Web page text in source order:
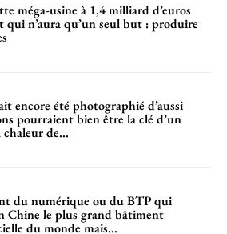
méga-usine à 1,4 milliard d’euros
qui n’aura qu’un seul but : produire
encore été photographié d’aussi
pourraient bien être la clé d’un
de...
du numérique ou du BTP qui
Chine le plus grand bâtiment
du monde mais...